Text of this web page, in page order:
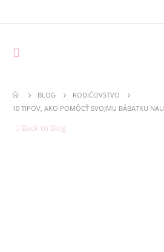
BLOG
RODIČOVSTVO
10 TIPOV, AKO POMÔCŤ SVOJMU BÁBÄTKU
Back to Blog